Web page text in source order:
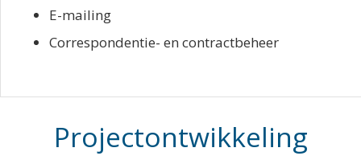
E-mailing
Correspondentie- en contractbeheer
Projectontwikkeling